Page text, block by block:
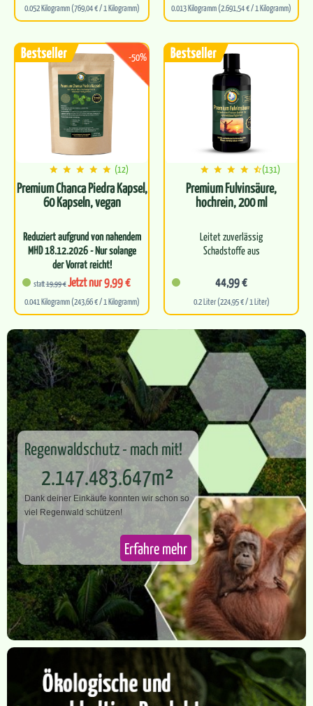
liposomalen Kapsel
Hohe Bioverfügbarkeit
Ohne Nebenwirkungen
0.013 Kilogramm (2.691,54 € / 1 Kilogramm)
-50%
(12)
Premium Chanca Piedra Kapsel,
60 Kapseln, vegan
Reduziert aufgrund von nahendem
MHD 18.12.2026 - Nur solange
der Vorrat reicht!
Hochdosierte Chanca Piedra
in praktischer…
statt19,99 €Jetzt nur 9,99 €
0.041 Kilogramm (243,66 € / 1 Kilogramm)
Zellgesundheit und
antioxidative Abwehrkraft
Trägt zum…
0.052 Kilogramm (769,04 € / 1 Kilogramm)
Regenwaldschutz - mach mit!
2.147.483.647m²
Dank deiner Einkäufe konnten wir schon so
v​iel Regenwald schützen!
Erfahre mehr
(131)
Premium Fulvinsäure,
hochrein, 200 ml
Leitet zuverlässig
Schadstoffe aus
Entgiftet dich effektiv auf
Zellebene
Kurbelt deinen
körpereigenen
Zellstoffwechsel an
44,99 €
0.2 Liter (224,95 € / 1 Liter)